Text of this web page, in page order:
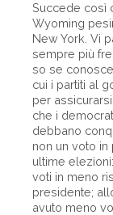
Succede così
Wyoming
New York. Vi
sempre più
so se
cui i partiti al
per
che i
debbano
non un voto in
ultime
voti in meno
presidente;
avuto meno